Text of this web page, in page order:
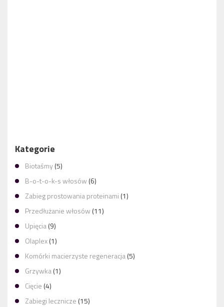
Kategorie
Biotaśmy(5)
B-o-t-o-k-s włosów (6)
Zabieg prostowania proteinami (1)
Przedłużanie włosów (11)
Upięcia(9)
Olaplex(1)
Komórki macierzyste regeneracja(5)
Grzywka(1)
Cięcie (4)
Zabiegi lecznicze (15)